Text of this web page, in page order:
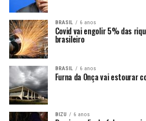
BRASIL 6 anos
Covid vai engolir 5% das
brasileiro
BRASIL 6 anos
Furna da Onça vai estourar
BIZU 6 anos